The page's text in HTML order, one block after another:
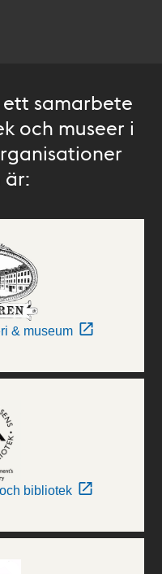
samarbete
och museer i
är:
& museum
bibliotek